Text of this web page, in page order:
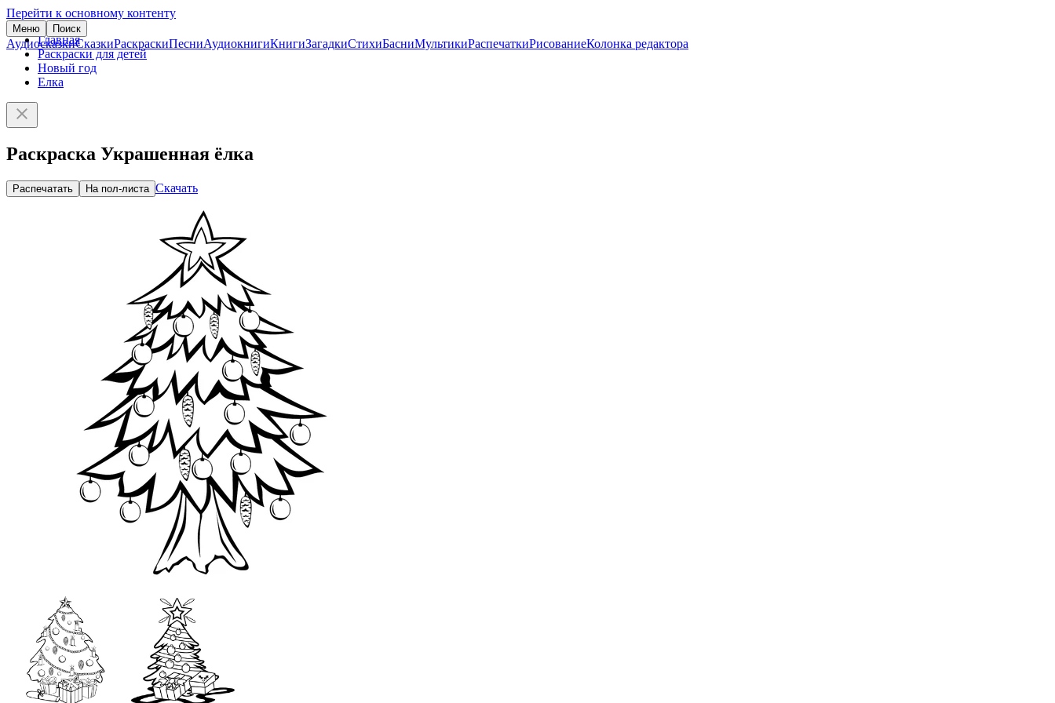
Перейти к основному контенту
Меню Поиск
АудиосказкиСказкиРаскраскиПесниАудиокнигиКнигиЗагадкиСтихиБасниМультикиРаспечаткиРисованиеКолонка редактора
Главная
Раскраски для детей
Новый год
Елка
Раскраска Украшенная ёлка
Распечатать На пол-листа Скачать